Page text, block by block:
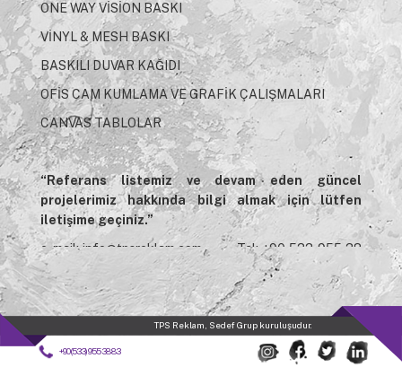
ONE WAY VİSİON BASKI
VİNYL & MESH BASKI
BASKILI DUVAR KAĞIDI
OFİS CAM KUMLAMA VE GRAFİK ÇALIŞMALARI
CANVAS TABLOLAR
“Referans listemiz ve devam eden güncel
projelerimiz hakkında bilgi almak için lütfen
iletişime geçiniz.”
e-mail:info@tpsreklam.com- Tel: +90 533 955 38
83
TPS Reklam, Sedef Grup kuruluşudur.
+90(533) 955 38 83